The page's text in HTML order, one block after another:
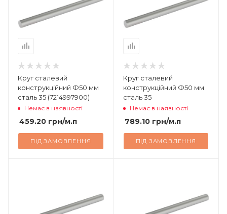
Круг сталевий
конструкційний Ф50 мм
сталь 35 (7214997900)
Немає в наявності
459.20 грн/м.п
ПІД ЗАМОВЛЕННЯ
Круг сталевий
конструкційний Ф50 мм
сталь 35
Немає в наявності
789.10грн/м.п
ПІД ЗАМОВЛЕННЯ